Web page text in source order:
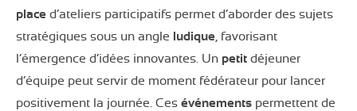
place d’ateliers participatifs permet d’aborder des sujets
stratégiques sous un angle ludique, favorisant
l’émergence d’idées innovantes. Un petit déjeuner
d’équipe peut servir de moment fédérateur pour lancer
positivement la journée. Ces événements permettent de